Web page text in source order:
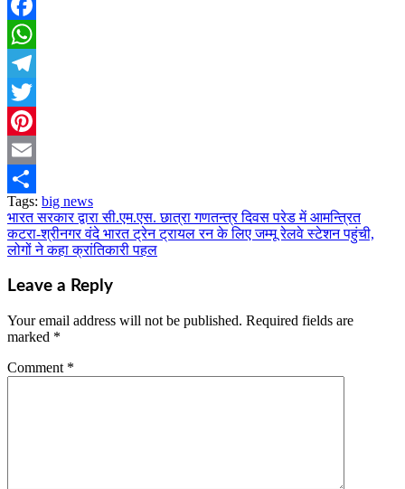
Facebook
WhatsApp
Telegram
Twitter
Pinterest
Email
Share
Tags: big news
Post
navigation
भारत सरकार द्वारा सी.एम.एस. छात्रा गणतन्त्र दिवस परेड में आमन्त्रित
कटरा-श्रीनगर वंदे भारत ट्रेन ट्रायल रन के लिए जम्मू रेलवे स्टेशन पहुंची,
लोगों ने कहा क्रांतिकारी पहल
Leave a Reply
Your email address will not be published. Required fields are
marked *
Comment *